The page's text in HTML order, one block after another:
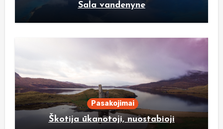
Sala vandenyne
Pasakojimai
Škotija ūkanotoji, nuostabioji